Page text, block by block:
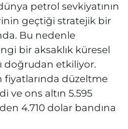
petrol sevkiyatının
geçtiği stratejik bir
Bu nedenle
bir aksaklık küresel
doğrudan etkiliyor.
fiyatlarında düzeltme
ve ons altın 5.595
4.710 dolar bandına